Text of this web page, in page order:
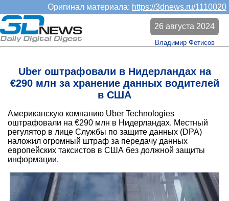
Оригинал материала: https://3dnews.ru/1110020
Uber оштрафовали в Нидерландах на
€290 млн за хранение данных водителей
в США
26 августа 2024
Владимир Фетисов
Американскую компанию Uber Technologies
оштрафовали на €290 млн в Нидерландах. Местный
регулятор в лице Службы по защите данных (DPA)
наложил огромный штраф за передачу данных
европейских таксистов в США без должной защиты
информации.